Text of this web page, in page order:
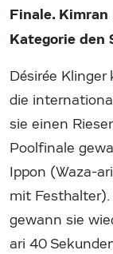
Finale.
Kategorie den
Désirée
die
sie einen
Poolfinale
Ippon (Waza-
mit
gewann sie
ari 40